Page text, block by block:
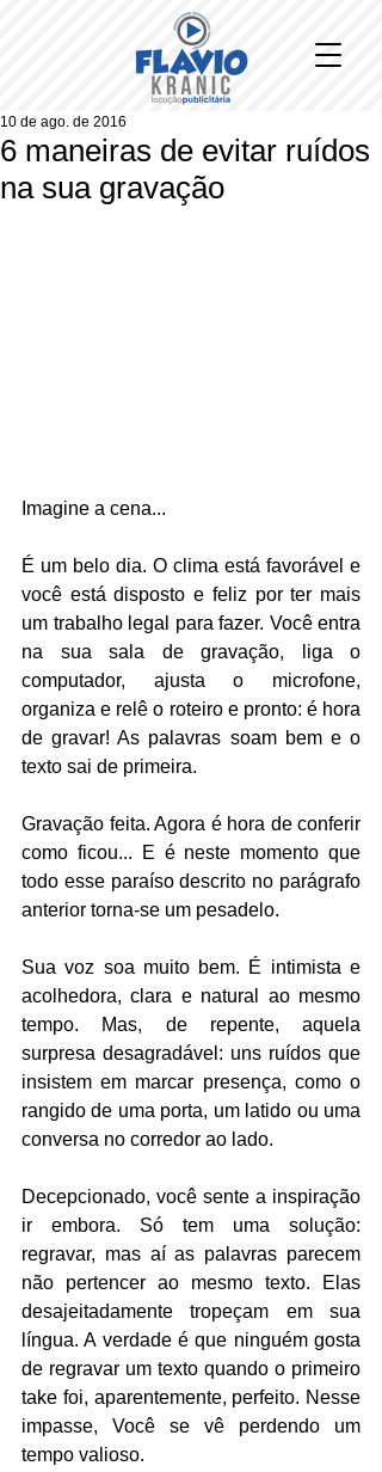
6 maneiras de evitar ruídos
na sua gravação
10 de ago. de 2016
Imagine a cena...
É um belo dia. O clima está favorável e
você está disposto e feliz por ter mais
um trabalho legal para fazer. Você entra
na sua sala de gravação, liga o
computador, ajusta o microfone,
organiza e relê o roteiro e pronto: é hora
de gravar! As palavras soam bem e o
texto sai de primeira.
Gravação feita. Agora é hora de conferir
como ficou... E é neste momento que
todo esse paraíso descrito no parágrafo
anterior torna-se um pesadelo.
Sua voz soa muito bem. É intimista e
acolhedora, clara e natural ao mesmo
tempo. Mas, de repente, aquela
surpresa desagradável: uns ruídos que
insistem em marcar presença, como o
rangido de uma porta, um latido ou uma
conversa no corredor ao lado.
Decepcionado, você sente a inspiração
ir embora. Só tem uma solução:
regravar, mas aí as palavras parecem
não pertencer ao mesmo texto. Elas
desajeitadamente tropeçam em sua
língua. A verdade é que ninguém gosta
de regravar um texto quando o primeiro
take foi, aparentemente, perfeito. Nesse
impasse, Você se vê perdendo um
tempo valioso.